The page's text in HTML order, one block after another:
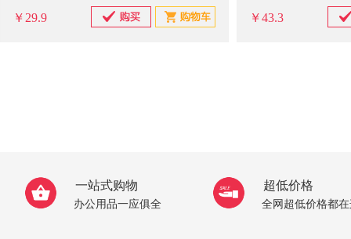
￥29.9 ￥43.3
一站式购物
办公用品一应俱全
超低价格
全网超低价格都